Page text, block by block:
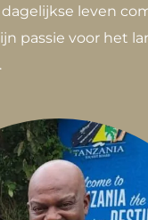
leven
passie voor het